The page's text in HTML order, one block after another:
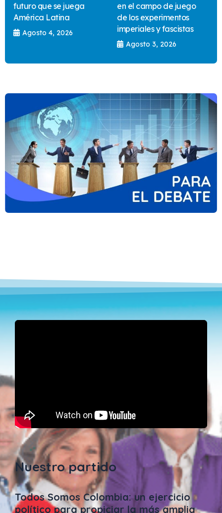
futuro que se juega
América Latina
Agosto 4, 2026
en el campo de juego
de los experimentos
imperiales y fascistas
Agosto 3, 2026
Nuestro partido
Todos Somos Colombia: un ejercicio
político para propiciar la más amplia